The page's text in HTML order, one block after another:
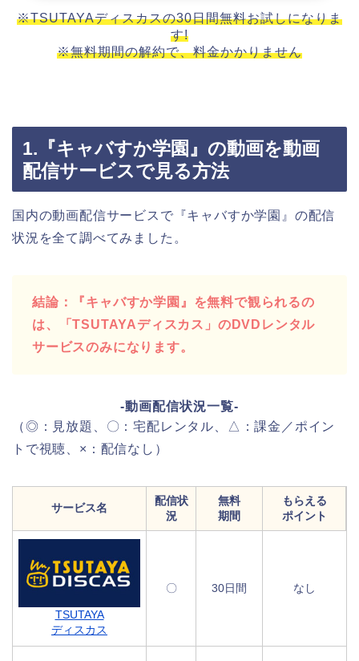
※TSUTAYAディスカスの30日間無料お試しになりま
す!
※無料期間の解約で、料金かかりません
1.『キャバすか学園』の動画を動画
配信サービスで見る方法
国内の動画配信サービスで『キャバすか学園』の配信
状況を全て調べてみました。
結論：『キャバすか学園』を無料で観られるの
は、「TSUTAYAディスカス」のDVDレンタル
サービスのみになります。
-動画配信状況一覧-
（◎：見放題、〇：宅配レンタル、△：課金／ポイン
トで視聴、×：配信なし）
サービス名
配信状
況
無料
期間
もらえる
ポイント
TSUTAYA
ディスカス
〇 30日間 なし